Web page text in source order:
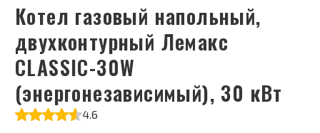
Котел газовый напольный,
двухконтурный Лемакс
CLASSIC-30W
(энергонезависимый), 30 кВт
4.6